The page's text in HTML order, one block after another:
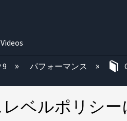
Videos
たむ
9 パフォーマンス
ベルポリシ